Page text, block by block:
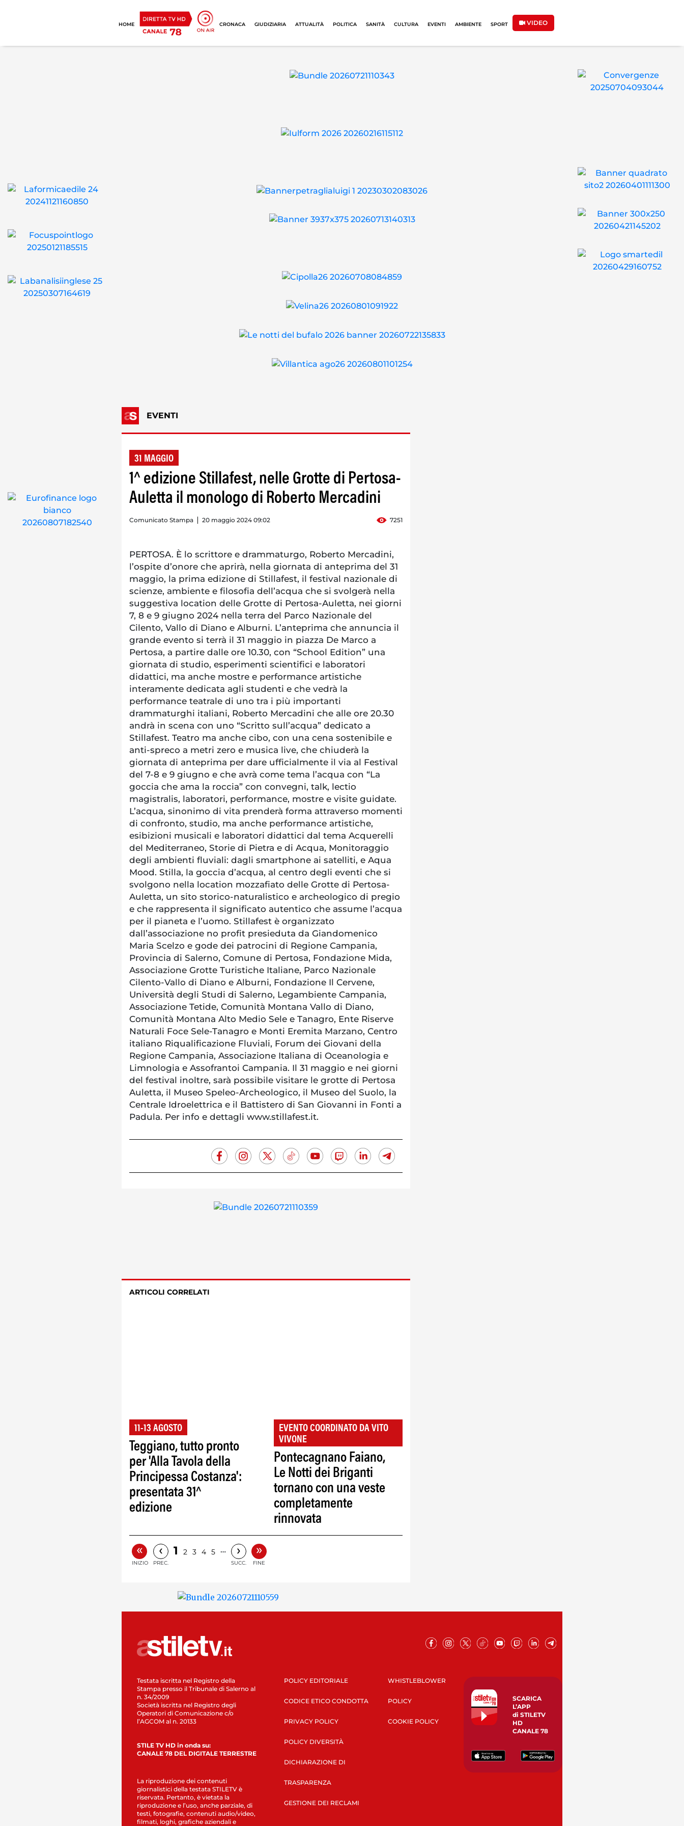
HOME CRONACA GIUDIZIARIA ATTUALITÀ POLITICA SANITÀ CULTURA EVENTI AMBIENTE SPORT VIDEO
EVENTI
31 MAGGIO
1^ edizione Stillafest, nelle Grotte di Pertosa-
Auletta il monologo di Roberto Mercadini
Comunicato Stampa 20 maggio 2024 09:02 7251
PERTOSA. È lo scrittore e drammaturgo, Roberto Mercadini,
l’ospite d’onore che aprirà, nella giornata di anteprima del 31
maggio, la prima edizione di Stillafest, il festival nazionale di
scienze, ambiente e filosofia dell’acqua che si svolgerà nella
suggestiva location delle Grotte di Pertosa-Auletta, nei giorni
7, 8 e 9 giugno 2024 nella terra del Parco Nazionale del
Cilento, Vallo di Diano e Alburni. L’anteprima che annuncia il
grande evento si terrà il 31 maggio in piazza De Marco a
Pertosa, a partire dalle ore 10.30, con “School Edition” una
giornata di studio, esperimenti scientifici e laboratori
didattici, ma anche mostre e performance artistiche
interamente dedicata agli studenti e che vedrà la
performance teatrale di uno tra i più importanti
drammaturghi italiani, Roberto Mercadini che alle ore 20.30
andrà in scena con uno “Scritto sull’acqua” dedicato a
Stillafest. Teatro ma anche cibo, con una cena sostenibile e
anti-spreco a metri zero e musica live, che chiuderà la
giornata di anteprima per dare ufficialmente il via al Festival
del 7-8 e 9 giugno e che avrà come tema l’acqua con “La
goccia che ama la roccia” con convegni, talk, lectio
magistralis, laboratori, performance, mostre e visite guidate.
L’acqua, sinonimo di vita prenderà forma attraverso momenti
di confronto, studio, ma anche performance artistiche,
esibizioni musicali e laboratori didattici dal tema Acquerelli
del Mediterraneo, Storie di Pietra e di Acqua, Monitoraggio
degli ambienti fluviali: dagli smartphone ai satelliti, e Aqua
Mood. Stilla, la goccia d’acqua, al centro degli eventi che si
svolgono nella location mozzafiato delle Grotte di Pertosa-
Auletta, un sito storico-naturalistico e archeologico di pregio
e che rappresenta il significato autentico che assume l’acqua
per il pianeta e l’uomo. Stillafest è organizzato
dall’associazione no profit presieduta da Giandomenico
Maria Scelzo e gode dei patrocini di Regione Campania,
Provincia di Salerno, Comune di Pertosa, Fondazione Mida,
Associazione Grotte Turistiche Italiane, Parco Nazionale
Cilento-Vallo di Diano e Alburni, Fondazione Il Cervene,
Università degli Studi di Salerno, Legambiente Campania,
Associazione Tetide, Comunità Montana Vallo di Diano,
Comunità Montana Alto Medio Sele e Tanagro, Ente Riserve
Naturali Foce Sele-Tanagro e Monti Eremita Marzano, Centro
italiano Riqualificazione Fluviali, Forum dei Giovani della
Regione Campania, Associazione Italiana di Oceanologia e
Limnologia e Assofrantoi Campania. Il 31 maggio e nei giorni
del festival inoltre, sarà possibile visitare le grotte di Pertosa
Auletta, il Museo Speleo-Archeologico, il Museo del Suolo, la
Centrale Idroelettrica e il Battistero di San Giovanni in Fonti a
Padula. Per info e dettagli www.stillafest.it.
ARTICOLI CORRELATI
11-13 AGOSTO
Teggiano, tutto pronto
per 'Alla Tavola della
Principessa Costanza':
presentata 31^
edizione
EVENTO COORDINATO DA VITO
VIVONE
Pontecagnano Faiano,
Le Notti dei Briganti
tornano con una veste
completamente
rinnovata
«
INIZIO
‹
PREC.
1 2 3 4 5 … ›
SUCC.
»
FINE
Testata iscritta nel Registro della
Stampa presso il Tribunale di Salerno al
n. 34/2009
Società iscritta nel Registro degli
Operatori di Comunicazione c/o
l’AGCOM al n. 20133
STILE TV HD in onda su:
CANALE 78 DEL DIGITALE TERRESTRE
La riproduzione dei contenuti
giornalistici della testata STILETV è
riservata. Pertanto, è vietata la
riproduzione e l’uso, anche parziale, di
testi, fotografie, contenuti audio/video,
filmati, loghi, grafiche aziendali e
POLICY EDITORIALE
CODICE ETICO CONDOTTA
PRIVACY POLICY
POLICY DIVERSITÀ
DICHIARAZIONE DI
TRASPARENZA
GESTIONE DEI RECLAMI
WHISTLEBLOWER
POLICY
COOKIE POLICY
SCARICA
L’APP
di STILETV
HD
CANALE 78